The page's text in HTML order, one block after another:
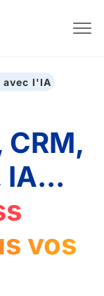
avec l'IA
IA...
vos